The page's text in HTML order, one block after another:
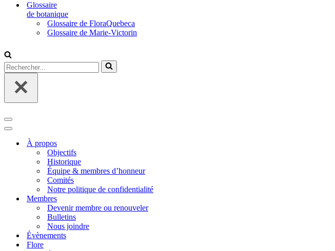
Glossaire
de botanique
Glossaire de FloraQuebeca
Glossaire de Marie-Victorin
Rechercher...
Menu
de
navigation
Menu
navigationÀ propos
Objectifs
Historique
Équipe & membres d’honneur
Comités
Notre politique de confidentialité
Membres
Devenir membre ou renouveler
Bulletins
Nous joindre
Évènements
Flore